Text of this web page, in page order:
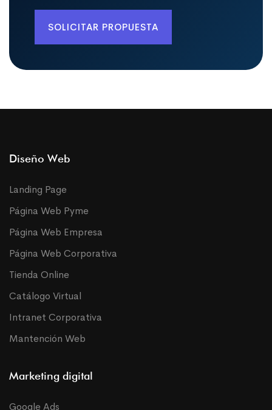
SOLICITAR PROPUESTA
Diseño Web
Landing Page
Página Web Pyme
Página Web Empresa
Página Web Corporativa
Tienda Online
Catálogo Virtual
Intranet Corporativa
Mantención Web
Marketing digital
Google Ads